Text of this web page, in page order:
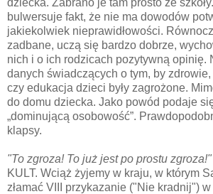
bulwersuje fakt, że nie ma dowodów
jakiekolwiek nieprawidłowości.
zadbane, uczą się bardzo dobrze,
nich i o ich rodzicach pozytywną opinię.
danych świadczących o tym, by
czy edukacja dzieci były zagrożone.
do domu dziecka. Jako powód podaje
„dominującą osobowość”.
klapsy.
"To zgroza! To już jest po prostu zgroza!"
KULT. Wciąż żyjemy w kraju, w którym
złamać VIII przykazanie ("Nie kradnij")